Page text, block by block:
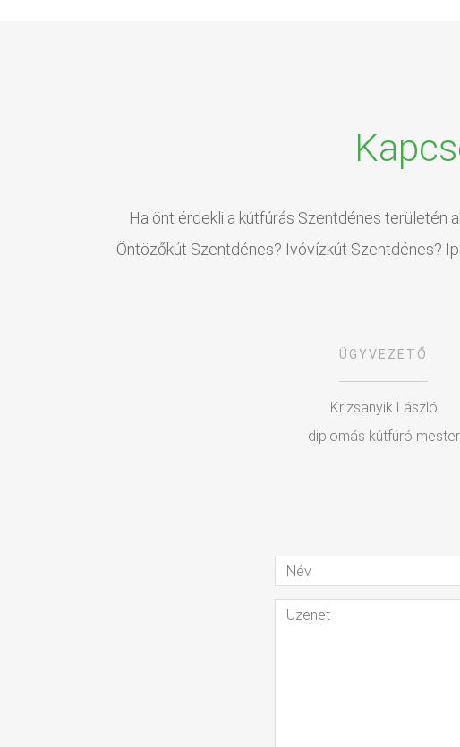
Ha önt érdekli a kútfúrás Szentdénes területén
Öntözőkút Szentdénes? Ivóvízkút Szentdénes?
ÜGYVEZETŐ
Krizsanyik László
diplomás kútfúró mester